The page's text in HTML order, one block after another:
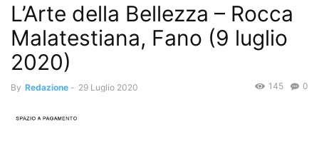
L’Arte della Bellezza – Rocca
Malatestiana, Fano (9 luglio
2020)
By Redazione - 29 Luglio 2020 0
145